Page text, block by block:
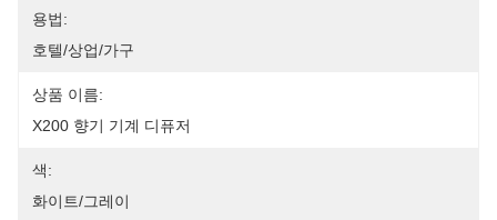
용법:
호텔/상업/가구
상품 이름:
X200 향기 기계 디퓨저
색:
화이트/그레이